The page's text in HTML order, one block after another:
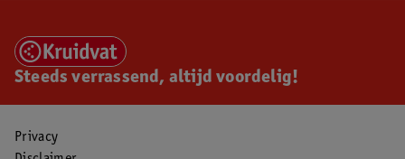
Steeds verrassend, altijd voordelig!
Privacy